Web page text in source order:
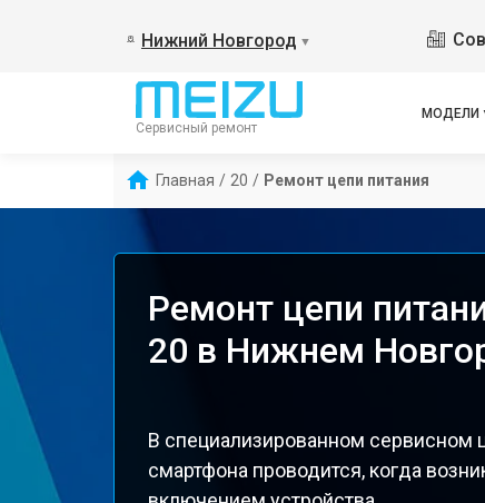
Нижний Новгород ▼
Сервисный ремонт
МОДЕЛИ
Главная / 20 / Ремонт цепи питания
Ремонт цепи
20 в Нижнем
В специализированном сервисном
смартфона проводится, когда